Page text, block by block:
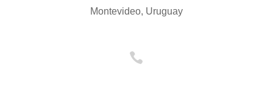
Montevideo, Uruguay
